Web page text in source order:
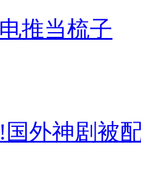
推当梳子
外神剧被